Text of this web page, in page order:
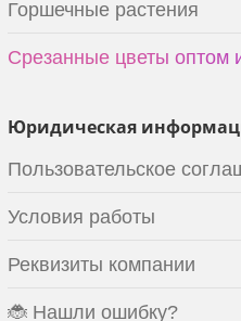
Горшечные растения
Срезанные цветы оптом
Юридическая
Пользовательское
Условия работы
Реквизиты компании
🐞 Нашли ошибку?